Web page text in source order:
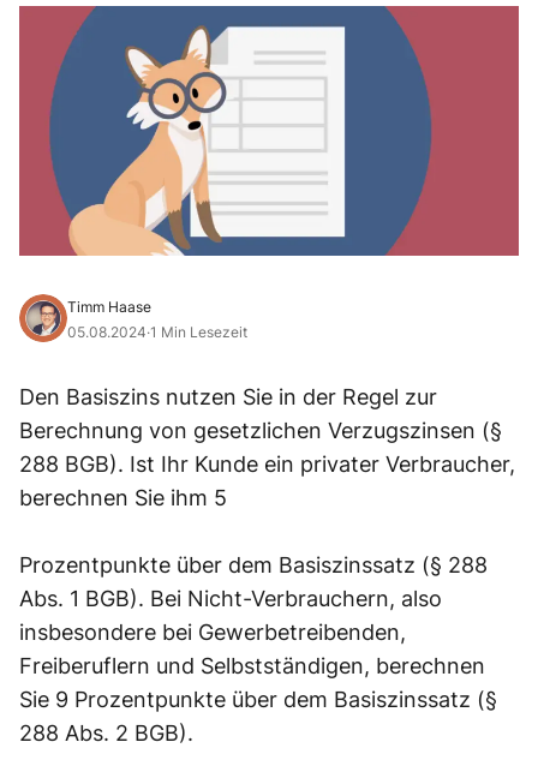
Timm Haase
05.08.2024·1 Min Lesezeit
Den Basiszins nutzen Sie in der Regel zur
Berechnung von gesetzlichen Verzugszinsen (§
288 BGB). Ist Ihr Kunde ein privater Verbraucher,
berechnen Sie ihm 5
Prozentpunkte über dem Basiszinssatz (§ 288
Abs. 1 BGB). Bei Nicht-Verbrauchern, also
insbesondere bei Gewerbetreibenden,
Freiberuflern und Selbstständigen, berechnen
Sie 9 Prozentpunkte über dem Basiszinssatz (§
288 Abs. 2 BGB).